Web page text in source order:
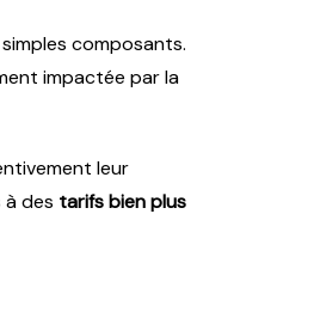
composants.
impactée par la
leur
des tarifs bien plus